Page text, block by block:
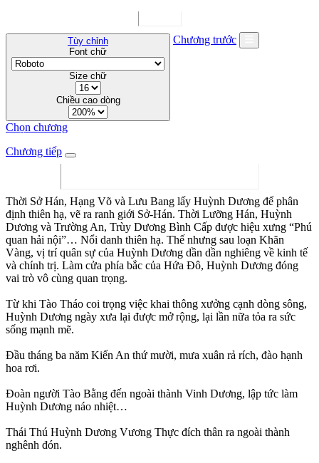
Tùy chỉnh
Font chữ
Size chữ
Chiều cao dòng
Chương trước
Chọn chương
Chương tiếp
Thời Sở Hán, Hạng Võ và Lưu Bang lấy Huỳnh Dương để phân
định thiên hạ, vẽ ra ranh giới Sở-Hán. Thời Lưỡng Hán, Huỳnh
Dương và Trường An, Trùy Dương Bình Cấp được hiệu xưng “Phú
quan hải nội”… Nổi danh thiên hạ. Thế nhưng sau loạn Khăn
Vàng, vị trí quân sự của Huỳnh Dương dần dần nghiêng về kinh tế
và chính trị. Làm cửa phía bắc của Hứa Đô, Huỳnh Dương đóng
vai trò vô cùng quan trọng.
Từ khi Tào Tháo coi trọng việc khai thông xưởng cạnh dòng sông,
Huỳnh Dương ngày xưa lại được mở rộng, lại lần nữa tỏa ra sức
sống mạnh mẽ.
Đầu tháng ba năm Kiến An thứ mười, mưa xuân rả rích, đào hạnh
hoa rơi.
Đoàn người Tào Bằng đến ngoài thành Vinh Dương, lập tức làm
Huỳnh Dương náo nhiệt…
Thái Thú Huỳnh Dương Vương Thực đích thân ra ngoài thành
nghênh đón.